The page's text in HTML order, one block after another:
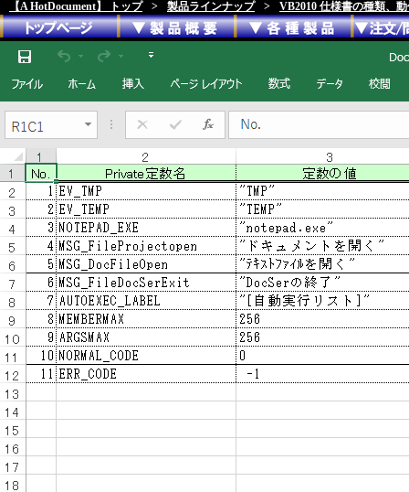
【A HotDocument】 トップ > 製品ラインナップ > VB2010 仕様書の種類、